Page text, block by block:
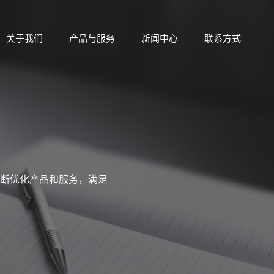
关于我们 产品与服务 新闻中心 联系方式
优化产品和服务，满足